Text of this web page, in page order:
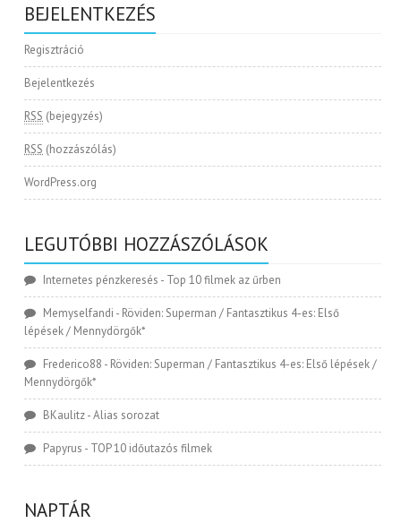
BEJELENTKEZÉS
Regisztráció
Bejelentkezés
RSS (bejegyzés)
RSS (hozzászólás)
WordPress.org
LEGUTÓBBI HOZZÁSZÓLÁSOK
Internetes pénzkeresés - Top 10 filmek az űrben
Memyselfandi - Röviden: Superman / Fantasztikus 4-es: Első
lépések / Mennydörgők*
Frederico88 - Röviden: Superman / Fantasztikus 4-es: Első lépések /
Mennydörgők*
BKaulitz-Alias sorozat
Papyrus - TOP 10 időutazós filmek
NAPTÁR